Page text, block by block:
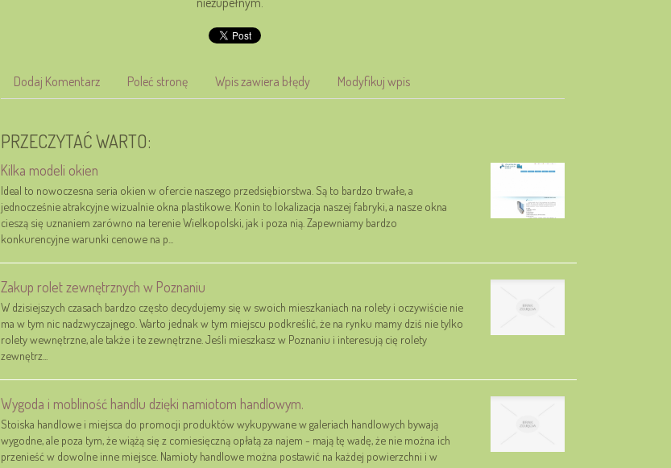
Dodaj Komentarz Poleć stronę Wpis zawiera błędy Modyfikuj wpis
PRZECZYTAĆ WARTO:
Kilka modeli okien
Ideal to nowoczesna seria okien w ofercie naszego przedsiębiorstwa. Są to bardzo trwałe, a
jednocześnie atrakcyjne wizualnie okna plastikowe. Konin to lokalizacja naszej fabryki, a nasze okna
cieszą się uznaniem zarówno na terenie Wielkopolski, jak i poza nią. Zapewniamy bardzo
konkurencyjne warunki cenowe na p...
Zakup rolet zewnętrz­nych w Pozna­niu
W dzisiejszych czasach bardzo często decydujemy się w swoich mieszkaniach na rolety i oczywiście nie
ma w tym nic nadzwyczajnego. Warto jednak w tym miejscu podkreślić, że na rynku mamy dziś nie tylko
rolety wewnętrzne, ale także i te zewnętrzne. Jeśli mieszkasz w Poznaniu i interesują cię rolety
zewnętrz...
Wygoda i mobliność handlu dzięki namiotom handlowym.
Stoiska handlowe i miejsca do promocji produktów wykupywane w galeriach handlowych bywają
wygodne, ale poza tym, że wiążą się z comiesięczną opłatą za najem - mają tę wadę, że nie można ich
przenieść w dowolne inne miejsce. Namioty handlowe można postawić na każdej powierzchni i w